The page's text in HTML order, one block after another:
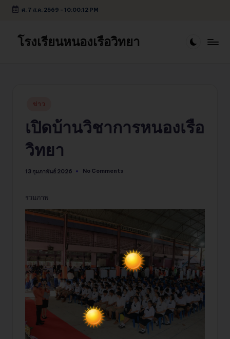
content
ศ. 7 ส.ค. 2569 - 10:00:13 PM
โรงเรียนหนองเรือวิทยา
Posted
ข่าว
เปิดบ้านวิชาการหนองเรือ
วิทยา
13 กุมภาพันธ์ 2026 No Comments
รวมภาพ